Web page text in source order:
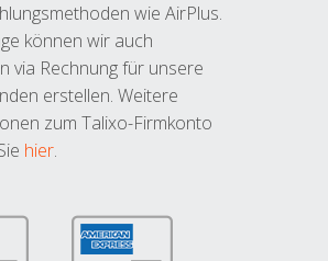
wie AirPlus.
können wir auch
via Rechnung für unsere
erstellen. Weitere
zum Talixo-Firmkonto
hier.